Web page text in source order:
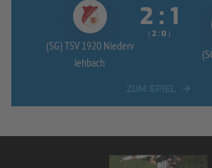
(SG) TSV 1920 Niederv
iehbach
 : 
(  :  )